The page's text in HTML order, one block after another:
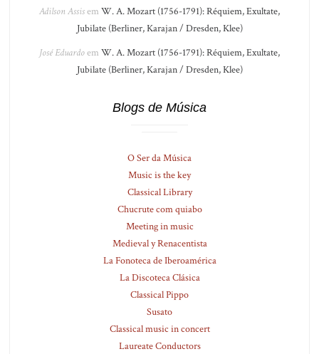
Adilson Assisem W. A. Mozart (1756-1791): Réquiem, Exultate,
Jubilate (Berliner, Karajan / Dresden, Klee)
José Eduardoem W. A. Mozart (1756-1791): Réquiem, Exultate,
Jubilate (Berliner, Karajan / Dresden, Klee)
Blogs de Música
O Ser da Música
Music is the key
Classical Library
Chucrute com quiabo
Meeting in music
Medieval y Renacentista
La Fonoteca de Iberoamérica
La Discoteca Clásica
Classical Pippo
Susato
Classical music in concert
Laureate Conductors